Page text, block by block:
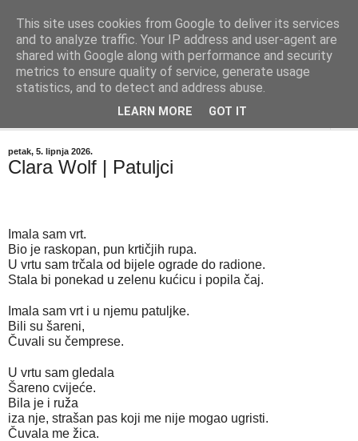
"Kvaka"
Časopis za književnost ISSN 2459-5632
petak, 5. lipnja 2026.
Clara Wolf | Patuljci
Imala sam vrt.
Bio je raskopan, pun krtičjih rupa.
U vrtu sam trčala od bijele ograde do radione.
Stala bi ponekad u zelenu kućicu i popila čaj.
Imala sam vrt i u njemu patuljke.
Bili su šareni,
Čuvali su čemprese.
U vrtu sam gledala
Šareno cvijeće.
Bila je i ruža
iza nje, strašan pas koji me nije mogao ugristi.
Čuvala me žica.
This site uses cookies from Google to deliver its services
and to analyze traffic. Your IP address and user-agent are
shared with Google along with performance and security
metrics to ensure quality of service, generate usage
statistics, and to detect and address abuse.
LEARN MORE GOT IT